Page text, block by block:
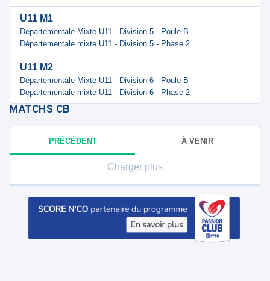
U11 M1
Départementale Mixte U11 - Division 5 - Poule B -
Départementale mixte U11 - Division 5 - Phase 2
U11 M2
Départementale Mixte U11 - Division 6 - Poule B -
Départementale mixte U11 - Division 6 - Phase 2
MATCHS CB
PRÉCÉDENT À VENIR
Charger plus